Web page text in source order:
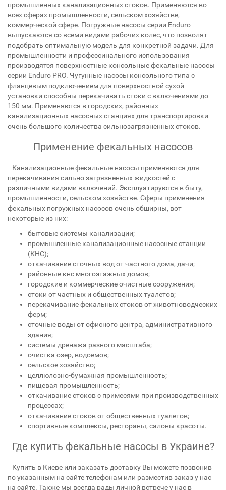
промышленных канализационных стоков. Применяются во
всех сферах промышленности, сельском хозяйстве,
коммерческой сфере. Погружные насосы серии Enduro
выпускаются со всеми видами рабочих колес, что позволят
подобрать оптимальную модель для конкретной задачи. Для
промышленности и профессинального использования
производятся поверхностные консольные фекальные насосы
серии Enduro PRO. Чугунные насосы консольного типа с
фланцевым подключением для поверхностной сухой
установки способны перекачивать стоки с включениями до
150 мм. Применяются в городских, районных
канализационных насосных станциях для транспортировки
очень большого количества сильнозагрязненных стоков.
Применение фекальных насосов
Канализационные фекальные насосы применяются для
перекачивания сильно загрязненных жидкостей с
различными видами включений. Эксплуатируются в быту,
промышленности, сельском хозяйстве. Сферы применения
фекальных погружных насосов очень обширны, вот
некоторые из них:
бытовые системы канализации;
промышленные канализационные насосные станции
(КНС);
откачивание сточных вод от частного дома, дачи;
районные кнс многоэтажных домов;
городские и коммерческие очистные сооружения;
стоки от частных и общественных туалетов;
перекачивание фекальных стоков от животноводческих
ферм;
сточные воды от офисного центра, административного
здания;
системы дренажа разного масштаба;
очистка озер, водоемов;
сельское хозяйство;
целлюлозно-бумажная промышленность;
пищевая промышленность;
откачивание стоков с примесями при производственных
процессах;
откачивание стоков от общественных туалетов;
спортивные комплексы, рестораны, салоны красоты.
Где купить фекальные насосы в Украине?
Купить в Киеве или заказать доставку Вы можете позвонив
по указанным на сайте телефонам или разместив заказ у нас
на сайте. Также мы всегда рады личной встрече у нас в